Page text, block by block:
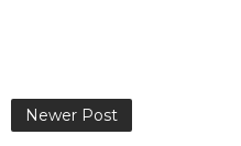
Newer Post